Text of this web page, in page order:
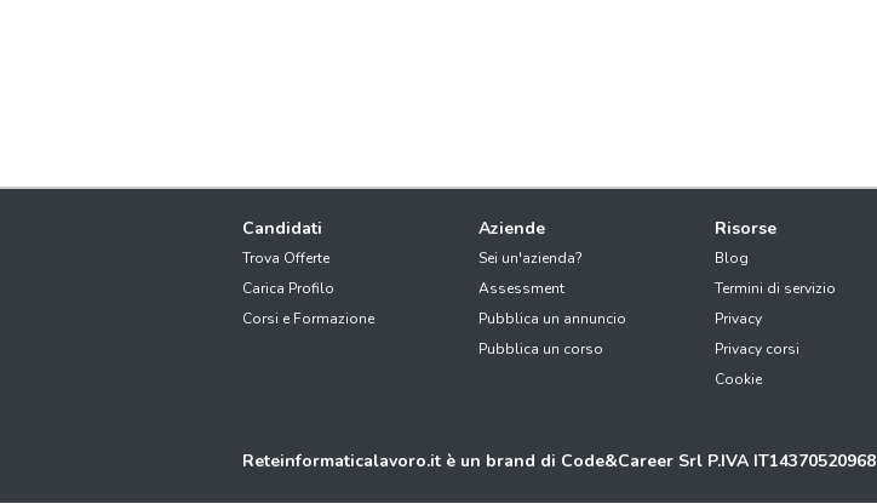
Candidati
Trova Offerte
Carica Profilo
Corsi e Formazione
Aziende
Sei un'azienda?
Assessment
Pubblica un annuncio
Pubblica un corso
Risorse
Blog
Termini di servizio
Privacy
Privacy corsi
Cookie
Reteinformaticalavoro.it è un brand di Code&Career Srl P.IVA IT14370520968